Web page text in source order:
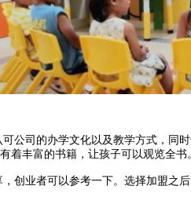
公司的办学文化以及教学方式，
丰富的书籍，让孩子可以观览全
创业者可以参考一下。选择加盟